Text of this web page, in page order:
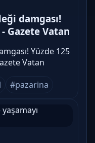
damgası!
Gazete Vatan
Yüzde 125
Vatan
#pazarina